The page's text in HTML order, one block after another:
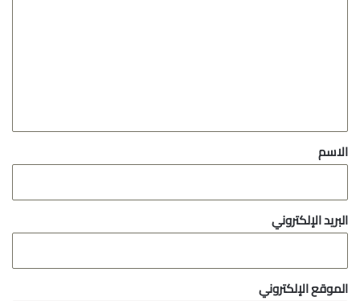
*
الاسم
البريد الإلكتروني
الموقع الإلكتروني